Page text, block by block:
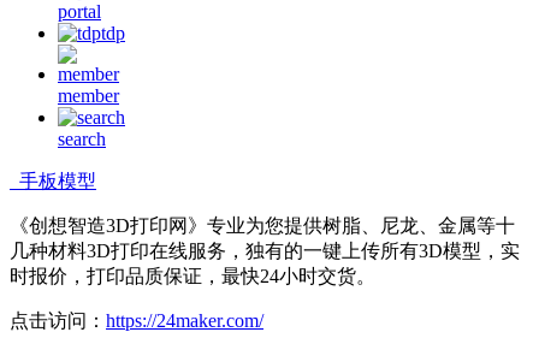
portal
tdp
member
search
手板模型
《创想智造3D打印网》专业为您提供树脂、尼龙、金属等十
几种材料3D打印在线服务，独有的一键上传所有3D模型，实
时报价，打印品质保证，最快24小时交货。
点击访问： https://24maker.com/